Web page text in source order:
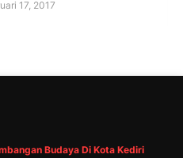
17, 2017
Budaya Di Kota Kediri